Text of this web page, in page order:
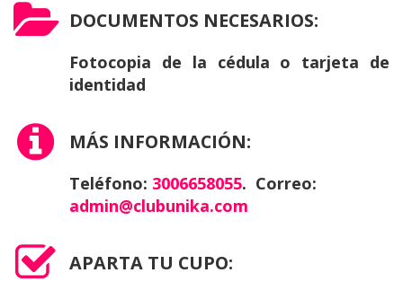
DOCUMENTOS NECESARIOS:
Fotocopia de la cédula o tarjeta de
identidad
MÁS INFORMACIÓN:
Teléfono: 3006658055. Correo:
admin@clubunika.com
APARTA TU CUPO: